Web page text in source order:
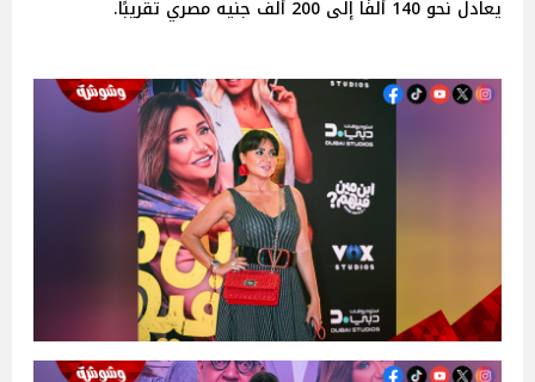
يعادل نحو 140 ألفًا إلى 200 ألف جنيه مصري تقريبًا.